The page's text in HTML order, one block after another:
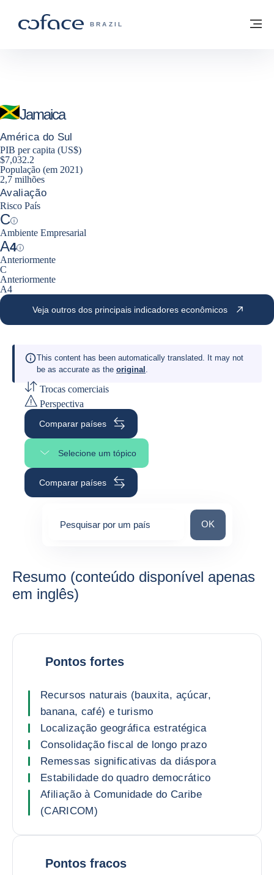
COFACE FOR TRADE - SITE DO GRUPO
BRAZIL
Voltar à página inicial
Jamaica
América do Sul
PIB per capita (US$)
$7,032.2
População (em 2021)
2,7 milhões
Avaliação
Risco País
C
Help
Ambiente Empresarial
A4
Help
Anteriormente
C
Anteriormente
A4
Veja outros dos principais indicadores econômicos
This content has been automatically translated. It may not
be as accurate as the original .
Trocas comerciais
Perspectiva
Comparar países
Selecione um tópico
Selecione a seção da página
Comparar países
Pesquisar por um país Pesquisar por um
OK
Resumo (conteúdo disponível apenas
em inglês)
Pontos fortes
Recursos naturais (bauxita, açúcar,
banana, café) e turismo
Localização geográfica estratégica
Consolidação fiscal de longo prazo
Remessas significativas da diáspora
Estabilidade do quadro democrático
Afiliação à Comunidade do Caribe
(CARICOM)
Pontos fracos